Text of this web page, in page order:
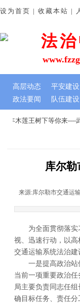
年木莲王树下等你来----
法
政法要闻 队伍建设
设为首页 | 收藏本站 |
高层动态 平安建设
库尔
来源:库尔勒市交通运
为全面贯彻落实习
视、迅速行动，以
交通运输系统法治建
一是提高政治站位
当前一项重要政治
局主要负责同志任
确目标任务、责任